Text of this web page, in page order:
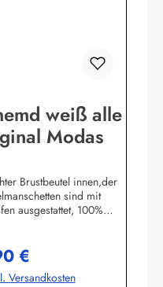
weiß alle
Modas
Brustbeutel innen,der
sind mit
ausgestattet, 100%
bekleidung.de
€
Versandkosten